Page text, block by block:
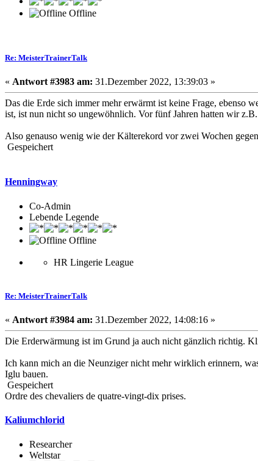
Offline
Re: MeisterTrainerTalk
« Antwort #3983 am: 31.Dezember 2022, 13:39:03 »
Das die Erde sich immer mehr erwärmt ist keine Frage, ebenso
ist, ist nun nicht so ungewöhnlich. Vor fünf Jahren hatten wir
Also genauso wenig wie der Kälterekord vor zwei Wochen
Gespeichert
Henningway
Co-Admin
Lebende Legende
Offline
HR Lingerie League
Re: MeisterTrainerTalk
« Antwort #3984 am: 31.Dezember 2022, 14:08:16 »
Die Erderwärmung ist im Grund ja auch nicht gänzlich richtig.
Ich kann mich an die Neunziger nicht mehr wirklich erinnern,
Iglu bauen.
Gespeichert
Ordre des chevaliers de quatre-vingt-dix prises.
Kaliumchlorid
Researcher
Weltstar